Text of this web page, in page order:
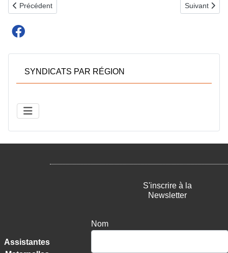
Article précédent : COMMERCE ET SERVICES DU RHONE
Précédent Article
Suivant
SYNDICATS PAR RÉGION
Assistantes
S'inscrire à la
Newsletter
Nom